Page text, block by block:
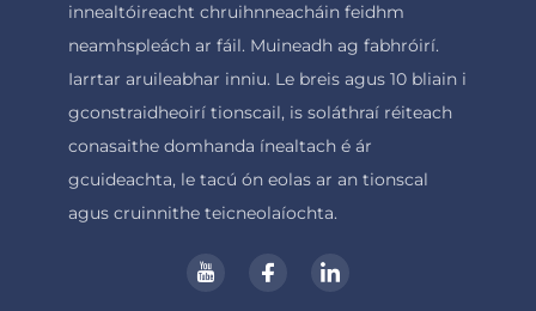
innealtóireacht chruihnneacháin feidhm
neamhspleách ar fáil. Muineadh ag fabhróirí.
Iarrtar aruileabhar inniu. Le breis agus 10 bliain i
gconstraidheoirí tionscail, is soláthraí réiteach
conasaithe domhanda ínealtach é ár
gcuideachta, le tacú ón eolas ar an tionscal
agus cruinnithe teicneolaíochta.